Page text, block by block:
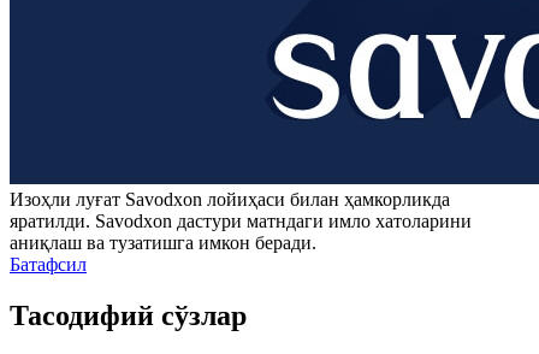
Изоҳли луғат Savodxon лойиҳаси билан ҳамкорликда
яратилди. Savodxon дастури матндаги имло хатоларини
аниқлаш ва тузатишга имкон беради.
Батафсил
Тасодифий сўзлар